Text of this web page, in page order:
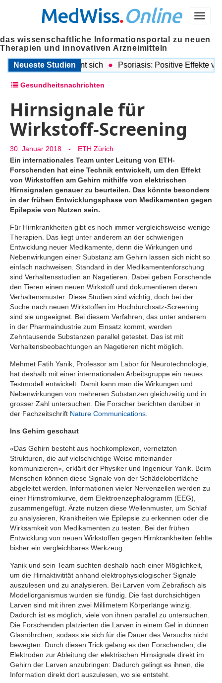
Menü
MedWiss.Online
das wissenschaftliche Informationsportal zu neuen
Therapien und innovativen Arzneimitteln
Neueste Studien
lohnt sich Psoriasis: Positive Effekte von
Gesundheitsnachrichten
Hirnsignale für
Wirkstoff-Screening
30. Januar 2018 -
ETH Zürich
Ein internationales Team unter Leitung von ETH-
Forschenden hat eine Technik entwickelt, um den Effekt
von Wirkstoffen am Gehirn mithilfe von elektrischen
Hirnsignalen genauer zu beurteilen. Das könnte besonders
in der frühen Entwicklungsphase von Medikamenten gegen
Epilepsie von Nutzen sein.
Für Hirnkrankheiten gibt es noch immer vergleichsweise wenige
Therapien. Das liegt unter anderem an der schwierigen
Entwicklung neuer Medikamente, denn die Wirkungen und
Nebenwirkungen einer Substanz am Gehirn lassen sich nicht so
einfach nachweisen. Standard in der Medikamentenforschung
sind Verhaltensstudien an Nagetieren. Dabei geben Forschende
den Tieren einen neuen Wirkstoff und dokumentieren deren
Verhaltensmuster. Diese Studien sind wichtig, doch bei der
Suche nach neuen Wirkstoffen im Hochdurchsatz-Screening
sind sie ungeeignet. Bei diesem Verfahren, das unter anderem
in der Pharmaindustrie zum Einsatz kommt, werden
Zehntausende Substanzen parallel getestet. Das ist mit
Verhaltensbeobachtungen an Nagetieren nicht möglich.
Mehmet Fatih Yanik, Professor am Labor für Neurotechnologie,
hat deshalb mit einer internationalen Arbeitsgruppe ein neues
Testmodell entwickelt. Damit kann man die Wirkungen und
Nebenwirkungen von mehreren Substanzen gleichzeitig und in
grosser Zahl untersuchen. Die Forscher berichten darüber in
der Fachzeitschrift Nature Communications
Ins Gehirn geschaut
«Das Gehirn besteht aus hochkomplexen, vernetzten
Strukturen, die auf vielschichtige Weise miteinander
kommunizieren», erklärt der Physiker und Ingenieur Yanik. Beim
Menschen können diese Signale von der Schädeloberfläche
abgeleitet werden. Informationen vieler Nervenzellen werden zu
einer Hirnstromkurve, dem Elektroenzephalogramm (EEG),
zusammengefügt. Ärzte nutzen diese Wellenmuster, um Schlaf
zu analysieren, Krankheiten wie Epilepsie zu erkennen oder die
Wirksamkeit von Medikamenten zu testen. Bei der frühen
Entwicklung von neuen Wirkstoffen gegen Hirnkrankheiten fehlte
bisher ein vergleichbares Werkzeug.
Yanik und sein Team suchten deshalb nach einer Möglichkeit,
um die Hirnaktivitität anhand elektrophysiologischer Signale
auszulesen und zu analysieren. Bei Larven vom Zebrafisch als
Modellorganismus wurden sie fündig. Die fast durchsichtigen
Larven sind mit ihren zwei Millimetern Körperlänge winzig.
Dadurch ist es möglich, viele von ihnen parallel zu untersuchen.
Die Forschenden platzierten die Larven in einem Gel in dünnen
Glasröhrchen, sodass sie sich für die Dauer des Versuchs nicht
bewegten. Durch diesen Trick gelang es den Forschenden, die
Elektroden zur Ableitung der elektrischen Hirnsignale direkt im
Gehirn der Larven anzubringen: Dadurch gelingt es ihnen, die
Information direkt dort auszulesen, wo sie entsteht.